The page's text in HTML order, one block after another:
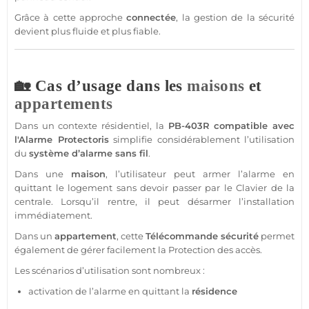
Grâce à cette approcheconnectée, la gestion de lasécurité
devient plus fluide et plusfiable.
🏡 Cas d’usage dans lesmaisons et
appartements
Dans un contexte résidentiel, la PB-403R compatible avec
l'Alarme Protectorissimplifie considérablement l’utilisation
du système d’alarme sans fil.
Dans une maison, l’utilisateur peut armer l’alarme en
quittant le logement sans devoir passer par le Clavier de la
centrale. Lorsqu’il rentre, il peut désarmer l’installation
immédiatement.
Dans un appartement, cetteTélécommande sécurité permet
également de gérer facilement la Protection des accès.
Les scénarios d’utilisation sont nombreux :
activation de l’alarmeen quittant la résidence